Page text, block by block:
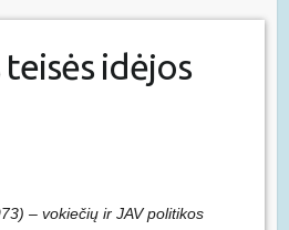
idėjos
– vokiečių ir JAV politikos